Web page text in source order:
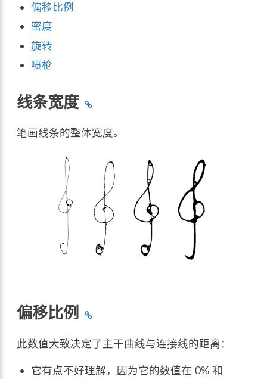
偏移比例
密度
旋转
喷枪
线条宽度
笔画线条的整体宽度。
偏移比例
此数值大致决定了主干曲线与连接线的距离：
它有点不好理解，因为它的数值在 0% 和